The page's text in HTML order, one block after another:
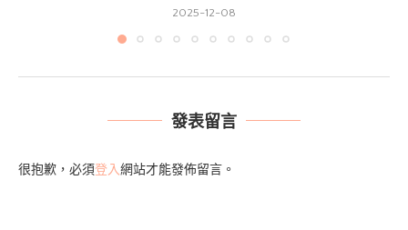
2025-12-08
發表留言
很抱歉，必須登入網站才能發佈留言。